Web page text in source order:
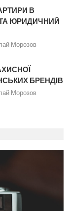
В
ТА ЮРИДИЧНИЙ
Морозов
БРЕНДІВ
Морозов